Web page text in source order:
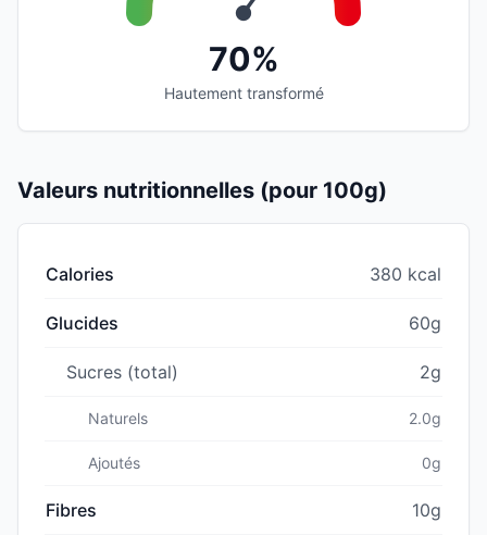
70%
Hautement transformé
Valeurs nutritionnelles (pour 100g)
Calories 380 kcal
Glucides 60g
Sucres (total) 2g
Naturels 2.0g
Ajoutés 0g
Fibres 10g